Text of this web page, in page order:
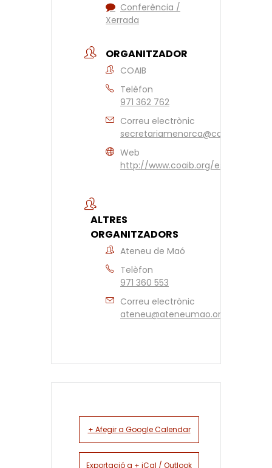
Conferència /
Xerrada
ORGANITZADOR
COAIB
Telèfon
971 362 762
Correu electrònic
secretariamenorca@coaib.es
Web
http://www.coaib.org/es.aspx
ALTRES
ORGANITZADORS
Ateneu de Maó
Telèfon
971 360 553
Correu electrònic
ateneu@ateneumao.org
+ Afegir a Google Calendar
Exportació a + iCal / Outlook